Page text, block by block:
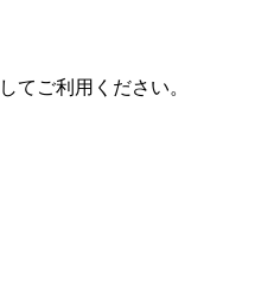
てご利用ください。